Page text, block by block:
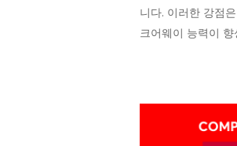
니다. 이러한 강점
크어웨이 능력이